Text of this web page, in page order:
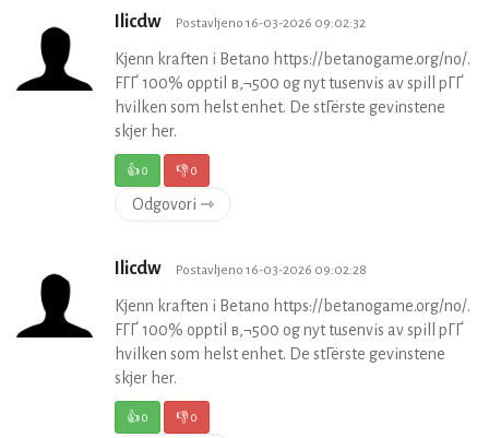
Ilicdw Postavljeno 16-03-2026 09:02:32
Kjenn kraften i Betano https://betanogame.org/no/.
FГҐ 100% opptil в‚¬500 og nyt tusenvis av spill pГҐ
hvilken som helst enhet. De stГёrste gevinstene
skjer her.
👍0 👎0
Odgovori ⇾
Ilicdw Postavljeno 16-03-2026 09:02:28
Kjenn kraften i Betano https://betanogame.org/no/.
FГҐ 100% opptil в‚¬500 og nyt tusenvis av spill pГҐ
hvilken som helst enhet. De stГёrste gevinstene
skjer her.
👍0 👎0